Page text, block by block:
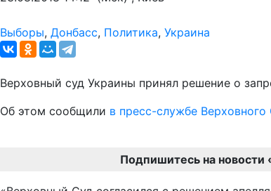
Выборы, Донбасс, Политика, Украина
Верховный суд Украины принял решение о
Об этом сообщили в пресс-службе
Подпишитесь на новости